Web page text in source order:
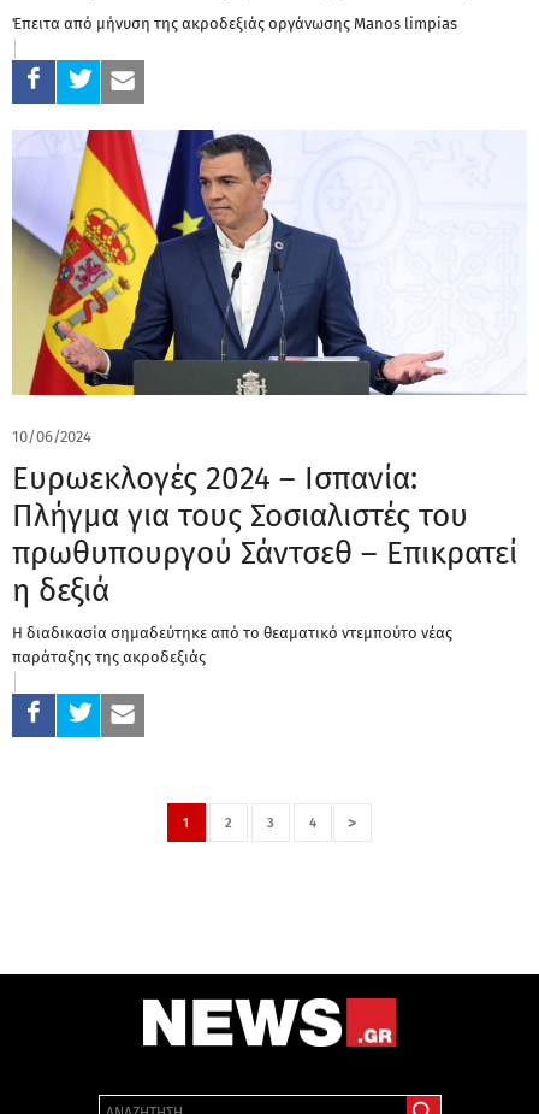
Έπειτα από μήνυση της ακροδεξιάς οργάνωσης Manos limpias
10/06/2024
Ευρωεκλογές 2024 – Ισπανία:
Πλήγμα για τους Σοσιαλιστές του
πρωθυπουργού Σάντσεθ – Επικρατεί
η δεξιά
Η διαδικασία σημαδεύτηκε από το θεαματικό ντεμπούτο νέας
παράταξης της ακροδεξιάς
1 2 3 4 >